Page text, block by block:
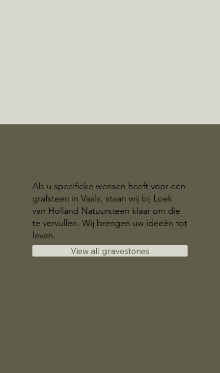
Als u specifieke wensen heeft voor een
grafsteen in Vaals, staan wij bij Loek
van Holland Natuursteen klaar om die
te vervullen. Wij brengen uw ideeën tot
leven.
View all gravestones